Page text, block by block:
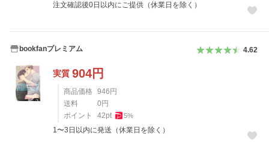
注文確認後0日以内にご提供（休業日を除く）
bookfanプレミアム 4.62
実質 904円
商品価格 946 円
送料
0 円
ポイント
42pt 5%
1〜3日以内に発送（休業日を除く）